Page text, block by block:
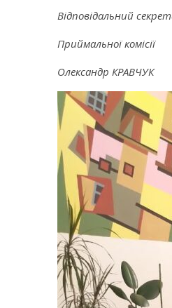
Відповідальний
Приймальної комісії
Олександр КРАВЧУК